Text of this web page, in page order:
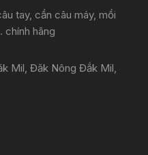
tay, cần câu máy, mồi
chính hãng
Mil, Đăk Nông Đắk Mil,